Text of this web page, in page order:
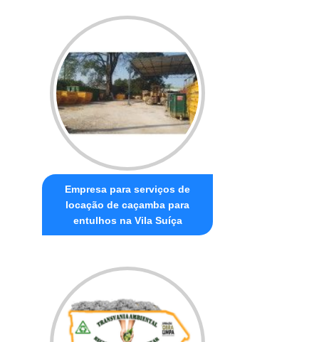
Empresa para serviços de
locação de caçamba para
entulhos na Vila Suíça